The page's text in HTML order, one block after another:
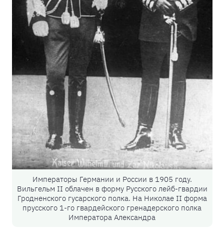
Императоры Германии и России в 1905 году.
Вильгельм II облачен в форму Русского лейб-гвардии
Гродненского гусарского полка. На Николае II форма
прусского 1-го гвардейского гренадерского полка
Императора Александра